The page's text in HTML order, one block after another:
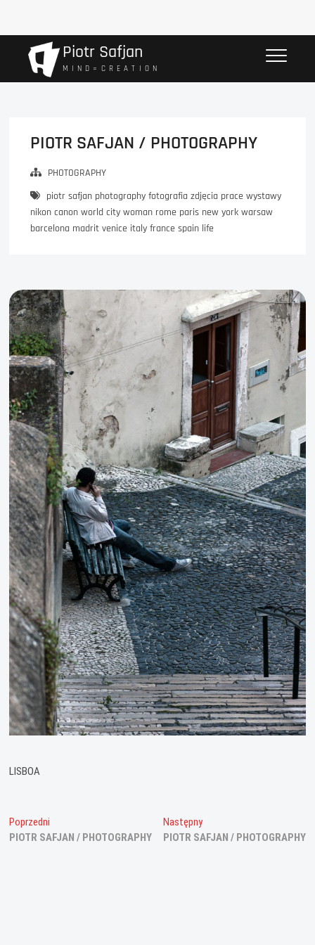
Piotr Safjan
M I N D = C R E A T I O N
PIOTR SAFJAN / PHOTOGRAPHY
PHOTOGRAPHY
piotr safjan photography fotografia zdjęcia prace wystawy
nikon canon world city woman rome paris new york warsaw
barcelona madrit venice italy france spain life
LISBOA
Nawigacja
wpisu
Poprzedni
wpis:
PIOTR SAFJAN / PHOTOGRAPHY
NastępnyNastępny
wpis:
PIOTR SAFJAN / PHOTOGRAPHY